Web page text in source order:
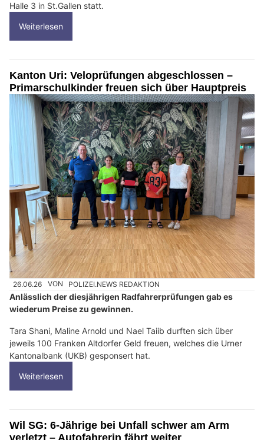
Halle 3 in St.Gallen statt.
Weiterlesen
Kanton Uri: Veloprüfungen abgeschlossen –
Primarschulkinder freuen sich über Hauptpreis
26.06.26 VON POLIZEI.NEWS REDAKTION
Anlässlich der diesjährigen Radfahrerprüfungen gab es
wiederum Preise zu gewinnen.
Tara Shani, Maline Arnold und Nael Taiib durften sich über
jeweils 100 Franken Altdorfer Geld freuen, welches die Urner
Kantonalbank (UKB) gesponsert hat.
Weiterlesen
Wil SG: 6-Jährige bei Unfall schwer am Arm
verletzt – Autofahrerin fährt weiter